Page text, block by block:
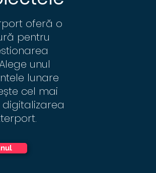
oferă o
pentru
unul
lunare
cel mai